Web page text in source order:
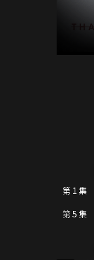
第 1 集
第 5 集